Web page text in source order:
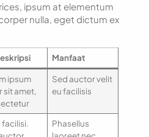
ipsum at elementum
nulla, eget dictum ex
Manfaat
ipsum
sit amet,
Sed auctor velit
eu facilisis
facilisi.
Phasellus